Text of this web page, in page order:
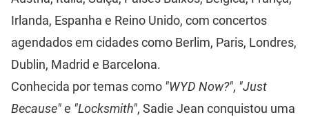
Irlanda, Espanha e Reino Unido, com concertos
agendados em cidades como Berlim, Paris, Londres,
Dublin, Madrid e Barcelona.
Conhecida por temas como "WYD Now?", "Just
Because"e "Locksmith", Sadie Jean conquistou uma